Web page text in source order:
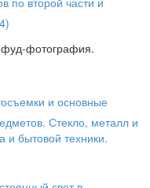
фуд-фотография.
и основные
Стекло, металл и
бытовой техники.